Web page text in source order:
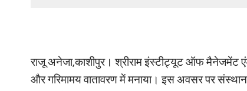
राजू अनेजा,काशीपुर। श्रीराम इंस्टीट्यूट ऑफ मैनेजमेंट
और गरिमामय वातावरण में मनाया। इस अवसर पर संस्थान